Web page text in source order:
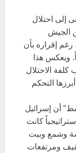
إلى احتلال
الجيش
رغم إقراره بأن
ويعكس هذا
كلفة الاحتلال
التحكم
أن إسرائيل
على 18 موقعاً استراتيجياً كانت
بينها البياضة وشمع وبيت
ومرتفعات